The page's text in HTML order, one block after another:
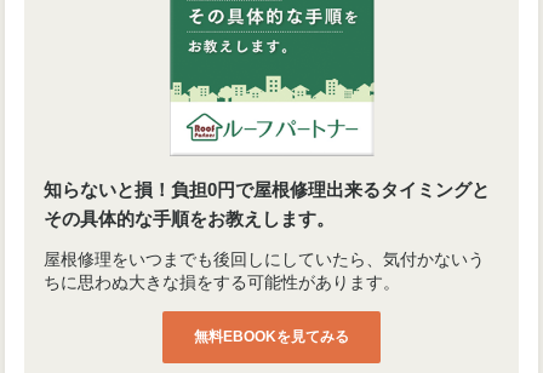
知らないと損！負担0円で屋根修理出来るタイミングと
その具体的な手順をお教えします。
屋根修理をいつまでも後回しにしていたら、気付かないう
ちに思わぬ大きな損をする可能性があります。
無料EBOOKを見てみる